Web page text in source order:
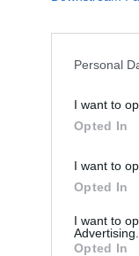
Personal
I want to
Opted In
I want to
Opted In
I want to
Advertising.
Opted In
νέα σχετικά με
και σημαντικά